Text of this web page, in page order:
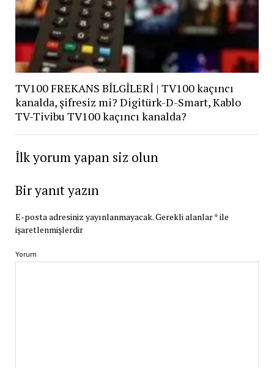
TV100 FREKANS BİLGİLERİ | TV100 kaçıncı
kanalda, şifresiz mi? Digitürk-D-Smart, Kablo
TV-Tivibu TV100 kaçıncı kanalda?
İlk yorum yapan siz olun
Bir yanıt yazın
E-posta adresiniz yayınlanmayacak.Gerekli alanlar*ile
işaretlenmişlerdir
Yorum